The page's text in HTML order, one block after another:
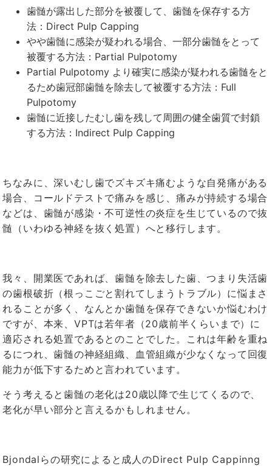
歯髄が露出した部分を被覆して、歯髄を保存する方
法：Direct Pulp Capping
やや歯髄に感染が疑われる場合、一部分歯髄をとって
被覆する方法：Partial Pulpotomy
Partial Pulpotomy より確実に感染が疑われる歯髄をと
るため歯冠部歯髄を除去して被覆する方法：Full
Pulpotomy
歯髄に近接したむし歯を残して周囲の健全歯質で封鎖
する方法：Indirect Pulp Capping
ちなみに、深いむし歯でズキズキ痛むような自発痛がある
場合、コールドテストで痛みを感じ、痛みが持続する場合
などは、歯髄が感染・不可逆性の炎症を生じているので抜
髄（いわゆる神経を抜く処置）へと移行します。
我々、開業医であれば、歯髄を除去した歯、つまり失活歯
の歯根破折（根っこごと割れてしまうトラブル）に悩まさ
れることが多く、なんとか歯髄を保存できないか悩むわけ
ですが、本来、VPTは若年者（20歳前半くらいまで）に
適応される処置であるとのことでした。これは年齢を重ね
るにつれ、歯髄の神経組織、血管組織が少なくなって回復
能力が低下するためと言われています。
そう考えると歯髄の老化は20歳以降で生じてくるので、
老化が早い部分と言えるかもしれません。
Bjondalらの研究によると成人のDirect Pulp Cappinng